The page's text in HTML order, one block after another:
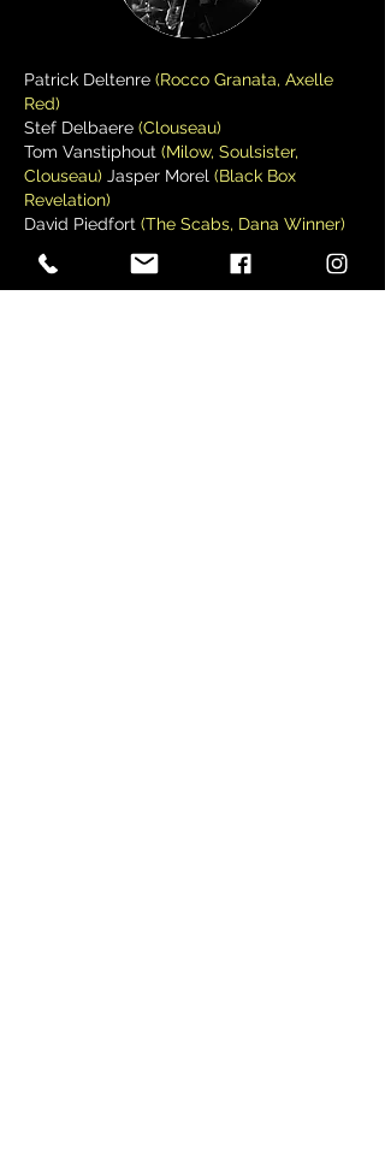
Patrick Deltenre (Rocco Granata, Axelle
Red)
Stef Delbaere (Clouseau)
Tom Vanstiphout (Milow, Soulsister,
Clouseau) Jasper Morel (Black Box
Revelation)
David Piedfort (The Scabs, Dana Winner)